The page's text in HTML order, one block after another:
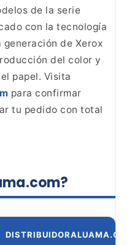
de la serie
con la tecnología
de Xerox
del color y
papel. Visita
para confirmar
tu pedido con total
DISTRIBUIDORALUAMA.COM